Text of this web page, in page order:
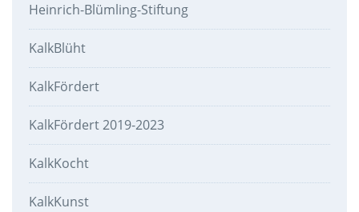
Heinrich-Blümling-Stiftung
KalkBlüht
KalkFördert
KalkFördert 2019-2023
KalkKocht
KalkKunst